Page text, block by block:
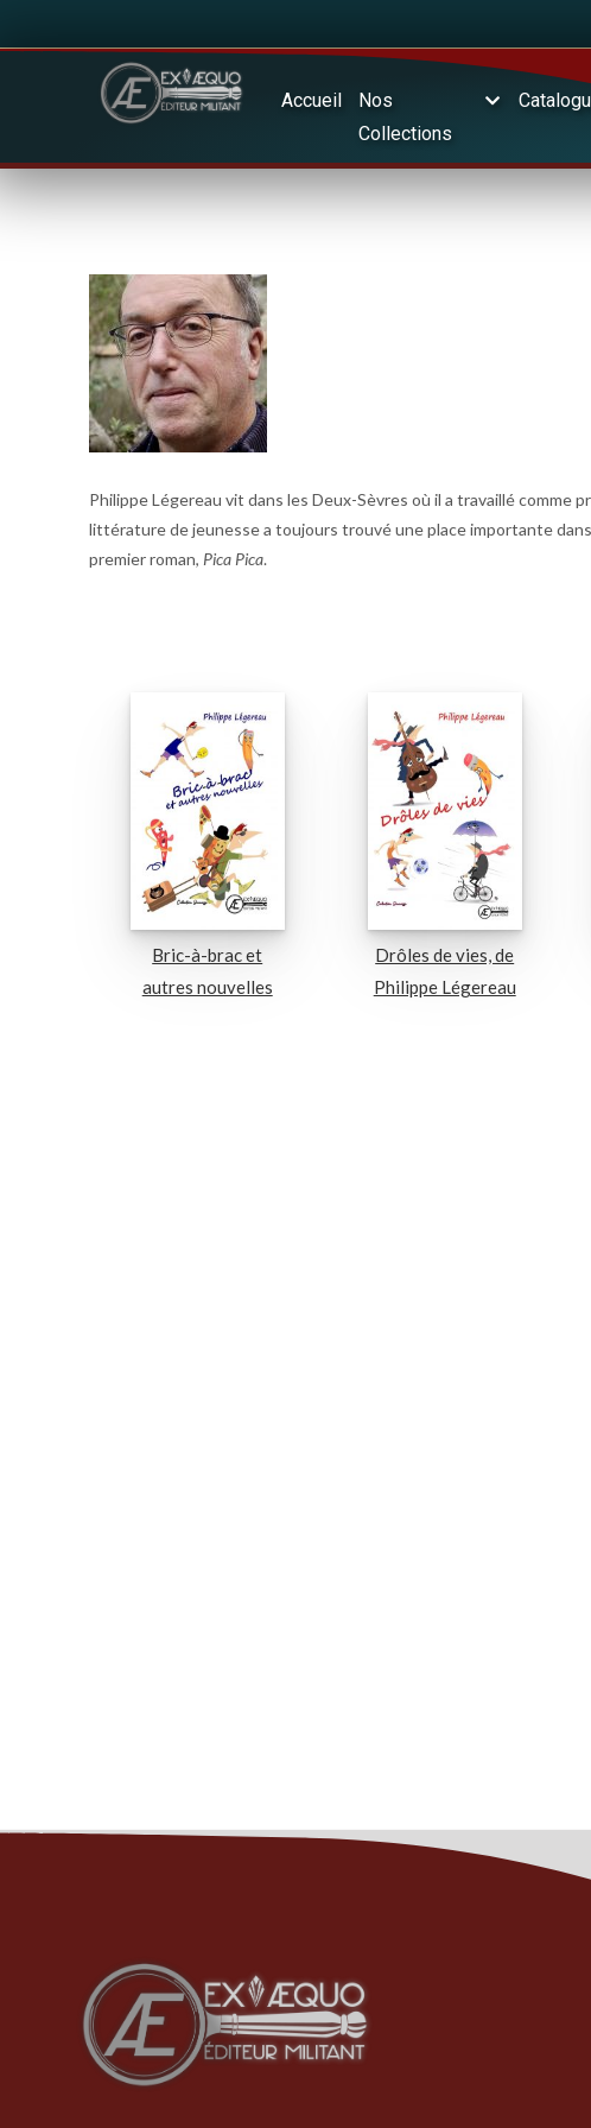
Accueil
Nos
Collections
Philippe Légereau vit dans les Deux-Sèvres où il a travaillé comme
littérature de jeunesse a toujours trouvé une place importante
premier roman, Pica Pica.
Bric-à-brac et
autres nouvelles
Drôles de vies, de
Philippe Légereau